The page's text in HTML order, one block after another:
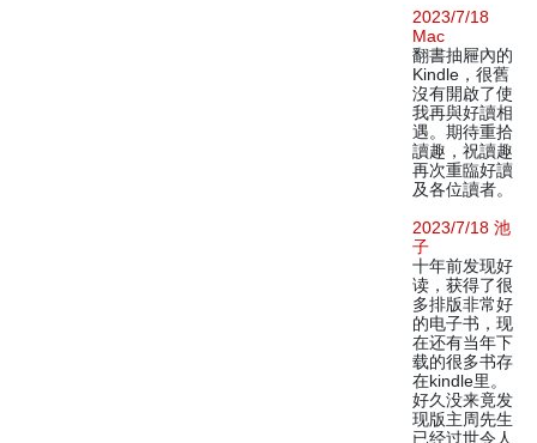
2023/7/18
Mac
翻書抽屜內的
Kindle，很舊
沒有開啟了使
我再與好讀相
遇。期待重拾
讀趣，祝讀趣
再次重臨好讀
及各位讀者。
2023/7/18 池
子
十年前发现好
读，获得了很
多排版非常好
的电子书，现
在还有当年下
载的很多书存
在kindle里。
好久没来竟发
现版主周先生
已经过世令人